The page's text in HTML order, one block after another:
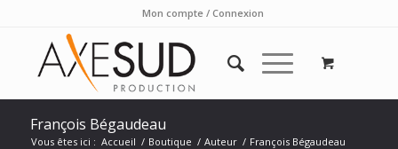
Mon compte / Connexion
François Bégaudeau
Vous êtes ici : Accueil / Boutique / Auteur / François Bégaudeau